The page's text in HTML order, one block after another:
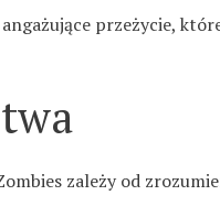
przeżycie,
zależy od